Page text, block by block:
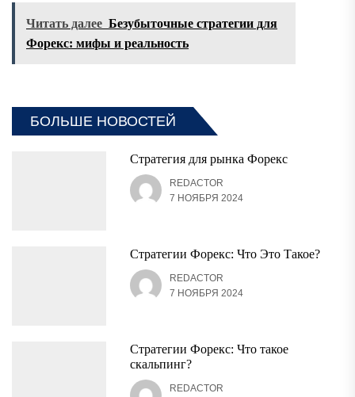
Читать далее Безубыточные стратегии для
Форекс: мифы и реальность
БОЛЬШЕ НОВОСТЕЙ
Стратегия для рынка Форекс
REDACTOR
7 НОЯБРЯ 2024
Стратегии Форекс: Что Это Такое?
REDACTOR
7 НОЯБРЯ 2024
Стратегии Форекс: Что такое
скальпинг?
REDACTOR